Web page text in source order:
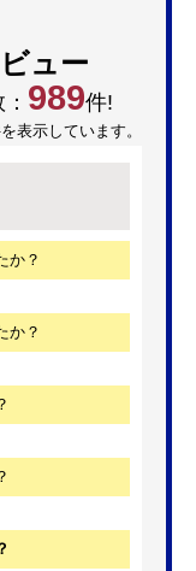
ュー
989件!
表示しています。
か？
か？